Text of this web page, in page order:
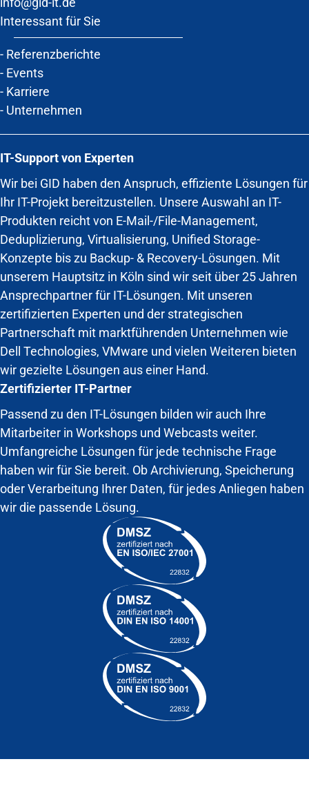
Interessant für Sie
- Referenzberichte
- Events
- Karriere
- Unternehmen
IT-Support von Experten
Wir bei GID haben den Anspruch, effiziente Lösungen für
Ihr IT-Projekt bereitzustellen. Unsere Auswahl an IT-
Produkten reicht von E-Mail-/File-Management,
Deduplizierung, Virtualisierung, Unified Storage-
Konzepte bis zu Backup- & Recovery-Lösungen. Mit
unserem Hauptsitz in Köln sind wir seit über 25 Jahren
Ansprechpartner für IT-Lösungen. Mit unseren
zertifizierten Experten und der strategischen
Partnerschaft mit marktführenden Unternehmen wie
Dell Technologies, VMware und vielen Weiteren bieten
wir gezielte Lösungen aus einer Hand.
Zertifizierter IT-Partner
Passend zu den IT-Lösungen bilden wir auch Ihre
Mitarbeiter in Workshops und Webcasts weiter.
Umfangreiche Lösungen für jede technische Frage
haben wir für Sie bereit. Ob Archivierung, Speicherung
oder Verarbeitung Ihrer Daten, für jedes Anliegen haben
wir die passende Lösung.